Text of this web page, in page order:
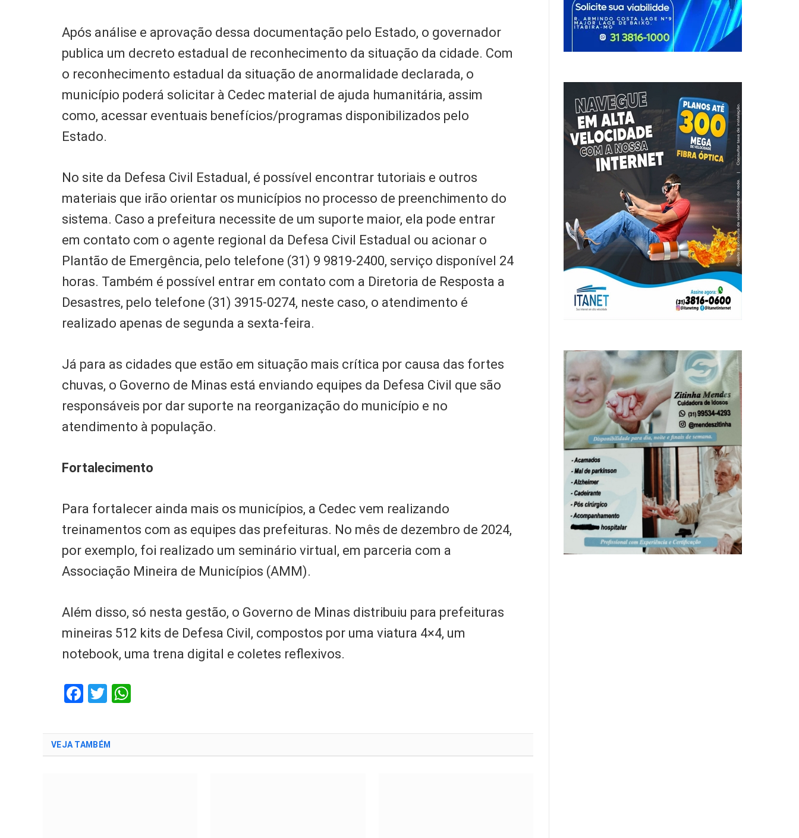
Após análise e aprovação dessa documentação pelo Estado, o governador
publica um decreto estadual de reconhecimento da situação da cidade. Com
o reconhecimento estadual da situação de anormalidade declarada, o
município poderá solicitar à Cedec material de ajuda humanitária, assim
como, acessar eventuais benefícios/programas disponibilizados pelo
Estado.
No site da Defesa Civil Estadual, é possível encontrar tutoriais e outros
materiais que irão orientar os municípios no processo de preenchimento do
sistema. Caso a prefeitura necessite de um suporte maior, ela pode entrar
em contato com o agente regional da Defesa Civil Estadual ou acionar o
Plantão de Emergência, pelo telefone (31) 9 9819-2400, serviço disponível 24
horas. Também é possível entrar em contato com a Diretoria de Resposta a
Desastres, pelo telefone (31) 3915-0274, neste caso, o atendimento é
realizado apenas de segunda a sexta-feira.
Já para as cidades que estão em situação mais crítica por causa das fortes
chuvas, o Governo de Minas está enviando equipes da Defesa Civil que são
responsáveis por dar suporte na reorganização do município e no
atendimento à população.
Fortalecimento
Para fortalecer ainda mais os municípios, a Cedec vem realizando
treinamentos com as equipes das prefeituras. No mês de dezembro de 2024,
por exemplo, foi realizado um seminário virtual, em parceria com a
Associação Mineira de Municípios (AMM).
Além disso, só nesta gestão, o Governo de Minas distribuiu para prefeituras
mineiras 512 kits de Defesa Civil, compostos por uma viatura 4×4, um
notebook, uma trena digital e coletes reflexivos.
Facebook
Twitter
VEJA TAMBÉM